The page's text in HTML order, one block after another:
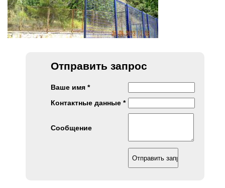
Отправить запрос
Ваше имя *
Контактные данные *
Сообщение